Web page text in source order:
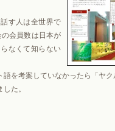
す人は全世界で
会員数は日本が
なくて知らない
を考案していなかったら「ヤ
た。